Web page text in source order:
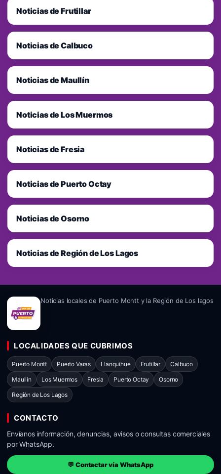
Noticias de Frutillar
Noticias de Calbuco
Noticias de Maullín
Noticias de Los Muermos
Noticias de Fresia
Noticias de Puerto Octay
Noticias de Osorno
Noticias de Región de Los Lagos
Noticias locales de Puerto Montt y la Región de Los lagos
LOCALIDADES QUE CUBRIMOS
Puerto Montt Puerto Varas Llanquihue Frutillar Calbuco
Maullín Los Muermos Fresia Puerto Octay Osorno
Región de Los Lagos
CONTACTO
Envíanos información, denuncias, avisos o consultas comerciales
por WhatsApp.
💬 Contactar vía WhatsApp